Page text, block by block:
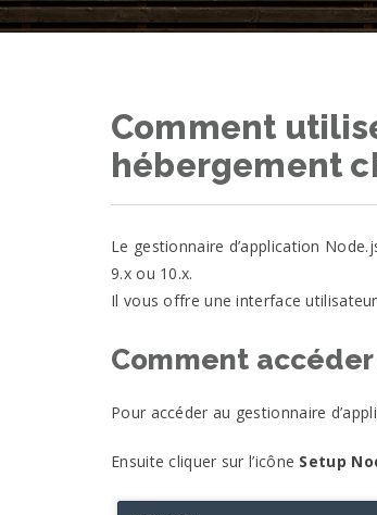
Comment
hébergement
Le gestionnaire d’application
9.x ou 10.x.
Il vous offre une interface
Comment
Pour accéder au gestionnaire
Ensuite cliquer sur l’icône Setup